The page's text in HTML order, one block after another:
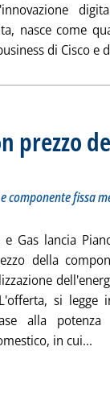
nasce come
di Cisco e
prezzo
Piano10Green con
martedì 28 gennaio
componente fissa
e Gas lancia
della
si legge
alla potenza
in cui...